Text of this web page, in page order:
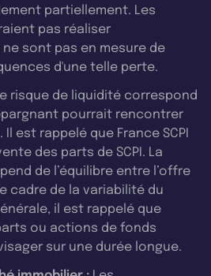
partiellement. Les
pas réaliser
sont pas en mesure de
d'une telle perte.
risque de liquidité correspond
pourrait rencontrer
est rappelé que France SCPI
des parts de SCPI. La
de l’équilibre entre l’offre
cadre de la variabilité du
il est rappelé que
ou actions de fonds
sur une durée longue.